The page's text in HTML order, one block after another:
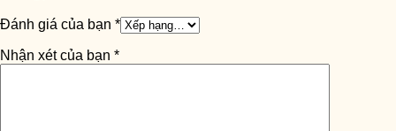
Đánh giá của bạn *
Nhận xét của bạn *